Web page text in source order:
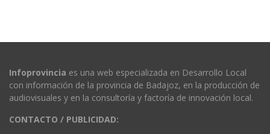
Infoprovincia es una web especializada en Desarrollo Local
con información de la provincia de Badajoz, en la producción de
audiovisuales y en la consultoría y factoría de innovación local.
CONTACTO / PUBLICIDAD: